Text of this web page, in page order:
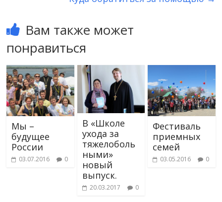
Вам также может
понравиться
Мы –
будущее
России
03.07.2016 0
В «Школе
ухода за
тяжелоболь
ными»
новый
выпуск.
20.03.2017 0
Фестиваль
приемных
семей
03.05.2016 0